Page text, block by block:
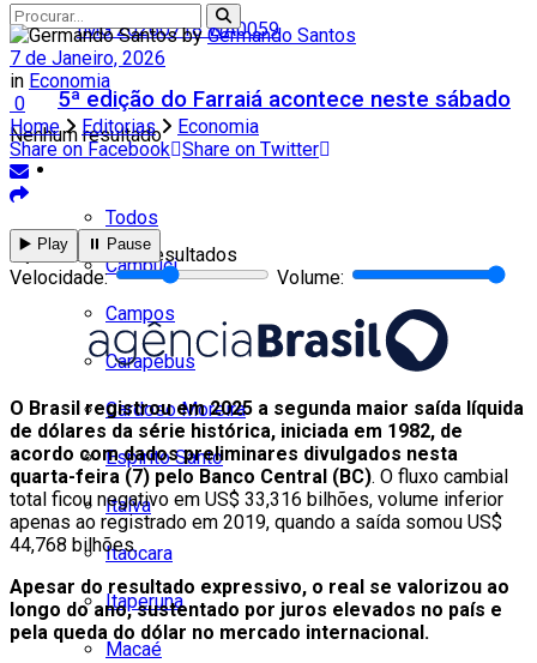
5ª edição do Farraiá acontece neste sábado
Todos
Cambuci
Campos
Carapebus
Cardoso Moreira
Espírito Santo
Italva
Itaocara
Itaperuna
Macaé
Nenhum resultado
Ver todos os resultados
by Germando Santos
7 de Janeiro, 2026
in Economia
0
Home
Editorias
Economia
Share on Facebook Share on Twitter
▶️ Play ⏸️ Pause
Velocidade: Volume:
O Brasil registrou em 2025 a segunda maior saída líquida
de dólares da série histórica, iniciada em 1982, de
acordo com dados preliminares divulgados nesta
quarta-feira (7) pelo Banco Central (BC). O fluxo cambial
total ficou negativo em US$ 33,316 bilhões, volume inferior
apenas ao registrado em 2019, quando a saída somou US$
44,768 bilhões.
Apesar do resultado expressivo, o real se valorizou ao
longo do ano, sustentado por juros elevados no país e
pela queda do dólar no mercado internacional.